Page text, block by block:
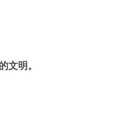
文明。